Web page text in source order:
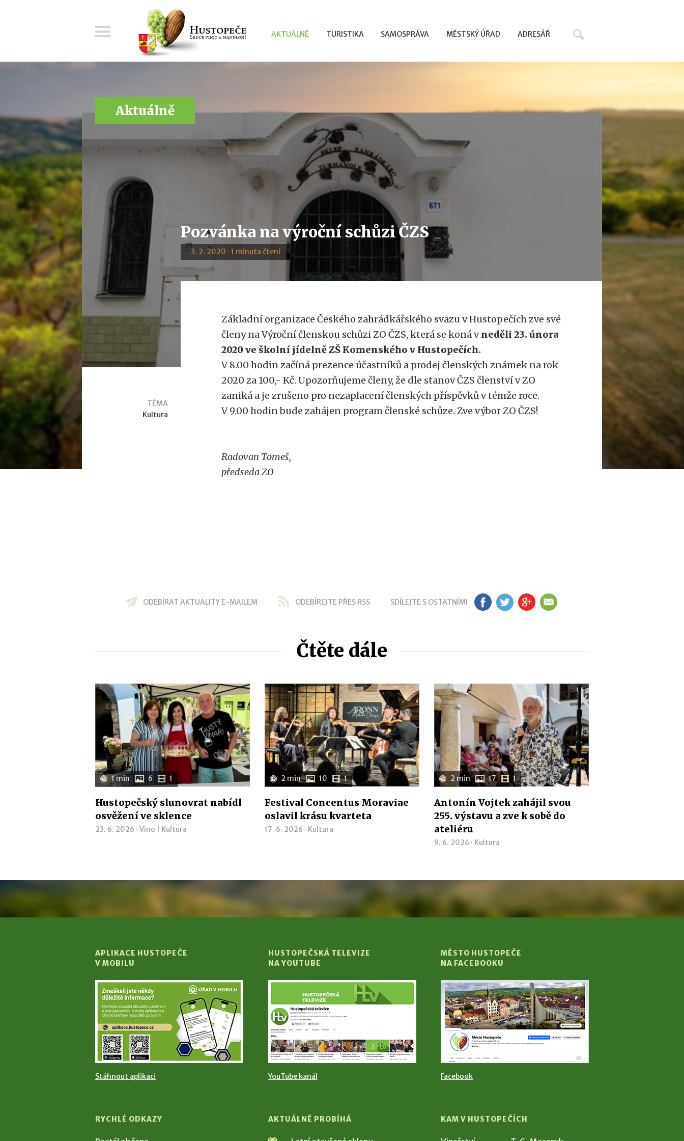
AKTUÁLNĚ TURISTIKA SAMOSPRÁVA MĚSTSKÝ ÚŘAD ADRESÁŘ
Aktuálně
Pozvánka na výroční schůzi ČZS
3. 2. 2020 · 1 minuta čtení
TÉMA
Kultura
Základní organizace Českého zahrádkářského svazu v Hustopečích zve své
členy na Výroční členskou schůzi ZO ČZS, která se koná vneděli 23. února
2020 ve školní jídelně ZŠ Komenského v Hustopečích.
V 8.00 hodin začíná prezence účastníků a prodej členských známek na rok
2020 za 100,- Kč. Upozorňujeme členy, že dle stanov ČZS členství v ZO
zaniká a je zrušeno pro nezaplacení členských příspěvků v témže roce.
V 9.00 hodin bude zahájen program členské schůze. Zve výbor ZO ČZS!
Radovan Tomeš,
předseda ZO
ODEBÍRAT AKTUALITY E-MAILEM ODEBÍREJTE PŘES RSS SDÍLEJTE S OSTATNÍMI FB TW GP EM
Čtěte dále
1 min 6 1
Hustopečský slunovrat nabídl
osvěžení ve sklence
23. 6. 2026 · Víno Kultura
2 min 10 1
Festival Concentus Moraviae
oslavil krásu kvarteta
17. 6. 2026 · Kultura
2 min 17 1
Antonín Vojtek zahájil svou
255. výstavu a zve k sobě do
ateliéru
9. 6. 2026 · Kultura
APLIKACE HUSTOPEČE
V MOBILU
Stáhnout aplikaci
HUSTOPEČSKÁ TELEVIZE
NA YOUTUBE
YouTube kanál
MĚSTO HUSTOPEČE
NA FACEBOOKU
Facebook
RYCHLÉ ODKAZY AKTUÁLNĚ PROBÍHÁ KAM V HUSTOPEČÍCH